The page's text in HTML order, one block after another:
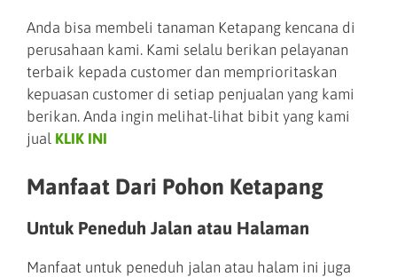
Anda bisa membeli tanaman Ketapang kencana di
perusahaan kami. Kami selalu berikan pelayanan
terbaik kepada customer dan memprioritaskan
kepuasan customer di setiap penjualan yang kami
berikan. Anda ingin melihat-lihat bibit yang kami
jual KLIK INI
Manfaat Dari Pohon Ketapang
Untuk Peneduh Jalan atau Halaman
Manfaat untuk peneduh jalan atau halam ini juga